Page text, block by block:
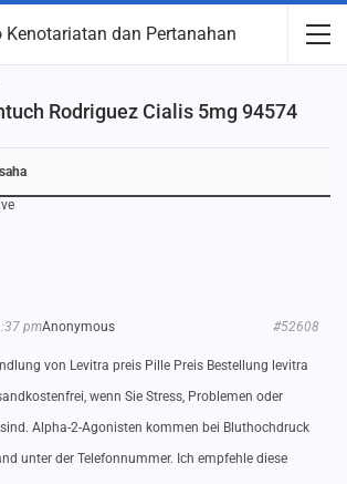
Kenotariatan dan Pertanahan
Rodriguez Cialis 5mg 94574
Anonymous
pm #52608
von Levitra preis Pille Preis Bestellung levitra
wenn Sie Stress, Problemen oder
Alpha-2-Agonisten kommen bei Bluthochdruck
unter der Telefonnummer. Ich empfehle diese